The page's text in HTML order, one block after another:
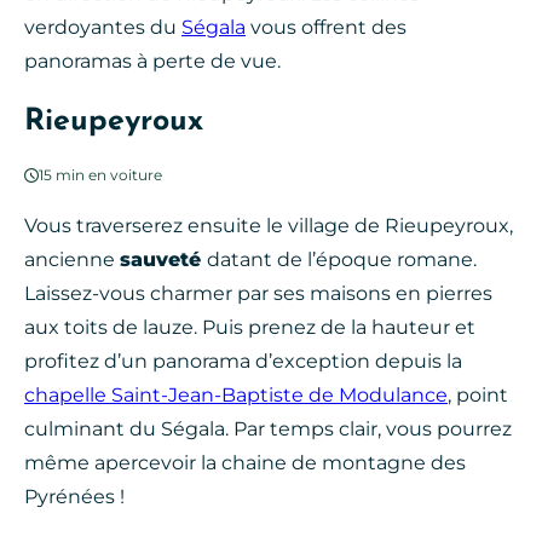
verdoyantes du Ségala vous offrent des
panoramas à perte de vue.
Rieupeyroux
15 min en voiture
Vous traverserez ensuite le village de Rieupeyroux,
ancienne sauveté datant de l’époque romane.
Laissez-vous charmer par ses maisons en pierres
aux toits de lauze. Puis prenez de la hauteur et
profitez d’un panorama d’exception depuis la
chapelle Saint-Jean-Baptiste de Modulance, point
culminant du Ségala. Par temps clair, vous pourrez
même apercevoir la chaine de montagne des
Pyrénées !